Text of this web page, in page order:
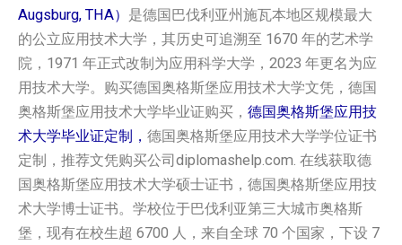
Augsburg, THA） 是德国巴伐利亚州施瓦本地区规模最大
的公立应用技术大学，其历史可追溯至 1670 年的艺术学
院，1971 年正式改制为应用科学大学，2023 年更名为应
用技术大学。购买德国‌奥格斯堡应用技术大学‌‌‌‌‌‌‌‌‌‌文凭，德国‌
奥格斯堡应用技术大学‌‌‌‌‌‌‌‌‌‌毕业证购买， 德国‌奥格斯堡应用技
术大学‌‌‌‌‌‌‌‌‌‌毕业证定制， 德国‌奥格斯堡应用技术大学‌‌‌‌‌‌‌‌‌‌学位证书
定制，推荐文凭购买公司diplomashelp.com. 在线获取德
国‌奥格斯堡应用技术大学‌‌‌‌‌‌‌‌‌‌硕士证书，德国‌奥格斯堡应用技
术大学‌‌‌‌‌‌‌‌‌‌博士证书。学校位于巴伐利亚第三大城市奥格斯
堡，现有在校生超 6700 人，来自全球 70 个国家，下设 7